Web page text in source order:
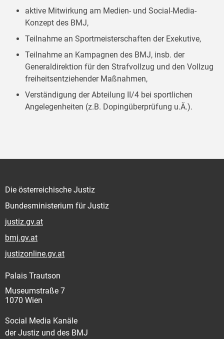
aktive Mitwirkung am Medien- und Social-Media-
Konzept des BMJ,
Teilnahme an Sportmeisterschaften der Exekutive,
Teilnahme an Kampagnen des BMJ, insb. der
Generaldirektion für den Strafvollzug und den Vollzug
freiheitsentziehender Maßnahmen,
Verständigung der Abteilung II/4 bei sportlichen
Angelegenheiten (z.B. Dopingüberprüfung u.Ä.).
Die österreichische Justiz
Bundesministerium für Justiz
justiz.gv.at
bmj.gv.at
justizonline.gv.at
Palais Trautson
Museumstraße 7
1070 Wien
Social Media Kanäle
der Justiz und des BMJ